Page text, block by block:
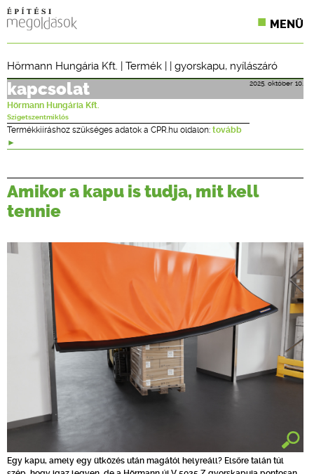
MENÜ
ÉPÍTÉSI JOG
ONLINE KÉPZÉSEK
Hörmann Hungária Kft. | Termék | | gyorskapu, nyílászáró
2025. október 10.
kapcsolat
Hörmann Hungária Kft.
Szigetszentmiklós
Termékkiíráshoz szükséges adatok a CPR.hu oldalon: tovább
Amikor a kapu is tudja, mit kell
tennie
Egy kapu, amely egy ütközés után magától helyreáll? Elsőre talán túl